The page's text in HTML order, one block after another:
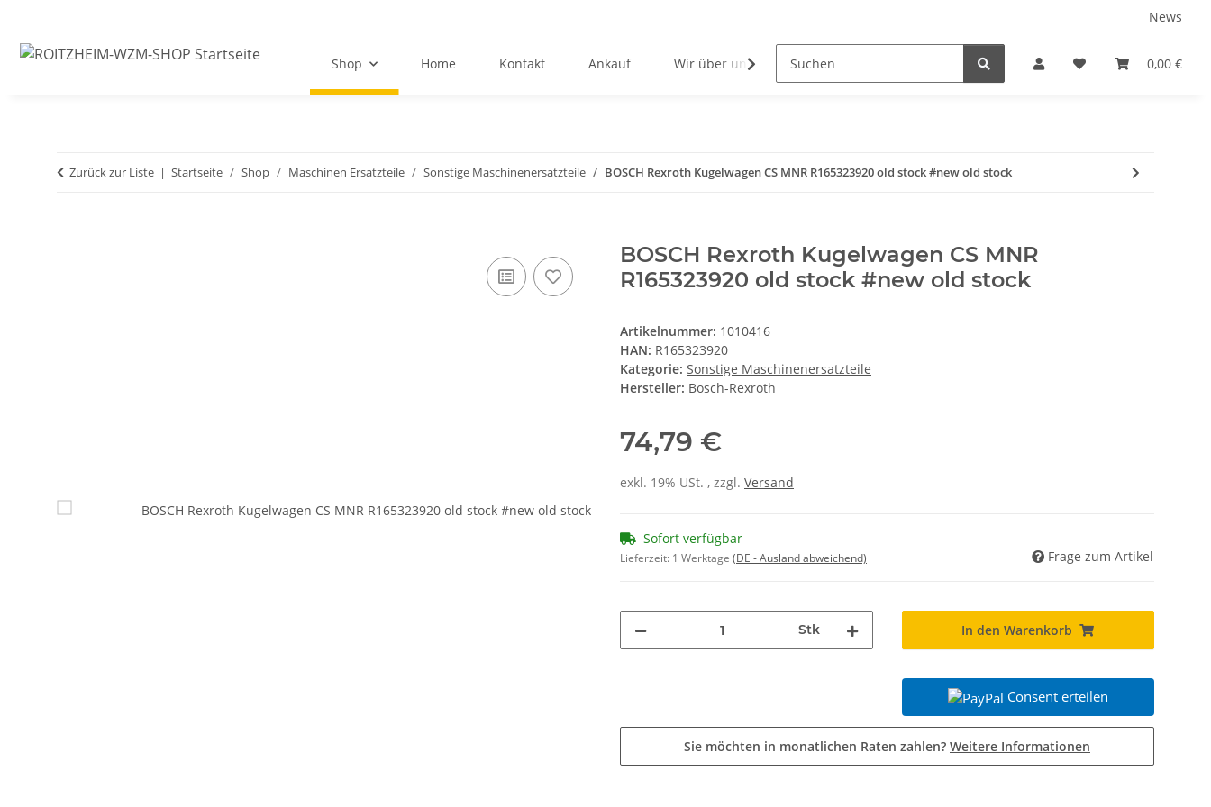
News
0,00 €
Shop Home Kontakt Ankauf Wir über uns
Zurück zur Liste Startseite Shop Maschinen Ersatzteile Sonstige Maschinenersatzteile BOSCH Rexroth Kugelwagen CS MNR R165323920 old stock #new old stock
BOSCH Rexroth Kugelwagen CS MNR
R165323920 old stock #new old stock
Artikelnummer: 1010416
HAN: R165323920
Kategorie: Sonstige Maschinenersatzteile
Hersteller: Bosch-Rexroth
74,79 €
exkl. 19% USt. , zzgl. Versand
Sofort verfügbar
Lieferzeit: 1 Werktage (DE - Ausland abweichend) Frage zum Artikel
Stk In den Warenkorb
Consent erteilen
Sie möchten in monatlichen Raten zahlen? Weitere Informationen